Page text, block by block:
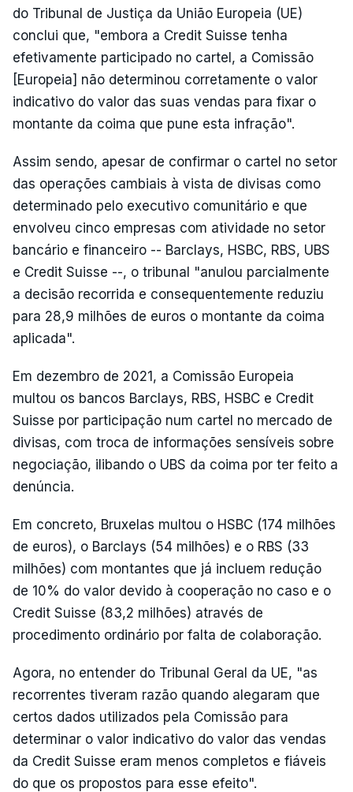
do Tribunal de Justiça da União Europeia (UE)
conclui que, "embora a Credit Suisse tenha
efetivamente participado no cartel, a Comissão
[Europeia] não determinou corretamente o valor
indicativo do valor das suas vendas para fixar o
montante da coima que pune esta infração".
Assim sendo, apesar de confirmar o cartel no setor
das operações cambiais à vista de divisas como
determinado pelo executivo comunitário e que
envolveu cinco empresas com atividade no setor
bancário e financeiro -- Barclays, HSBC, RBS, UBS
e Credit Suisse --, o tribunal "anulou parcialmente
a decisão recorrida e consequentemente reduziu
para 28,9 milhões de euros o montante da coima
aplicada".
Em dezembro de 2021, a Comissão Europeia
multou os bancos Barclays, RBS, HSBC e Credit
Suisse por participação num cartel no mercado de
divisas, com troca de informações sensíveis sobre
negociação, ilibando o UBS da coima por ter feito a
denúncia.
Em concreto, Bruxelas multou o HSBC (174 milhões
de euros), o Barclays (54 milhões) e o RBS (33
milhões) com montantes que já incluem redução
de 10% do valor devido à cooperação no caso e o
Credit Suisse (83,2 milhões) através de
procedimento ordinário por falta de colaboração.
Agora, no entender do Tribunal Geral da UE, "as
recorrentes tiveram razão quando alegaram que
certos dados utilizados pela Comissão para
determinar o valor indicativo do valor das vendas
da Credit Suisse eram menos completos e fiáveis
do que os propostos para esse efeito".